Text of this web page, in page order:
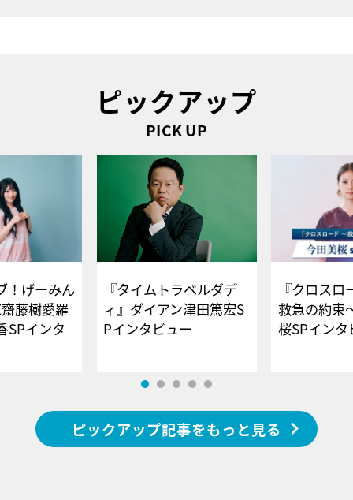
ピックアップ
PICK UP
！げーみん
藤樹愛羅
SPインタ
『タイムトラベルダデ
ィ』ダイアン津田篤宏S
Pインタビュー
『クロス
救急の約束
桜SPイ
ピックアップ記事をもっと見る